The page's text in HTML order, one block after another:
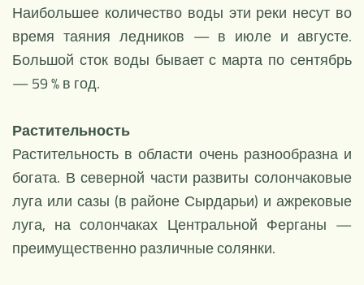
Наибольшее количество воды эти реки несут во
время таяния ледников — в июле и августе.
Большой сток воды бывает с марта по сентябрь
— 59 % в год.
Растительность
Растительность в области очень разнообразна и
богата. В северной части развиты солончаковые
луга или сазы (в районе Сырдарьи) и ажрековые
луга, на солончаках Центральной Ферганы —
преимущественно различные солянки.